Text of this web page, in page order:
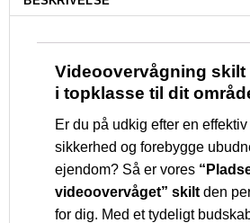
Videoovervågning skilt
i topklasse til dit
Er du på udkig efter en
sikkerhed og forebygge
ejendom? Så er vores
videoovervåget” skilt den
for dig. Med et tydeligt